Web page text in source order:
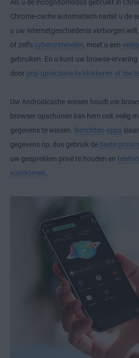
Als u de incognitomodus gebruikt in
Chrome-cache automatisch nadat u de
u uw internetgeschiedenis verborgen
of zelfs cybercriminelen , moet u een
gebruiken. En u kunt uw browse-
door pop-upreclame te blokkeren of toe
Uw Androidcache wissen houdt uw
browser opschonen kan hem ook veilig
gegevens te wissen. Berichten-apps
gegevens op, dus gebruik de beste
uw gesprekken privé te houden en
voorkomen